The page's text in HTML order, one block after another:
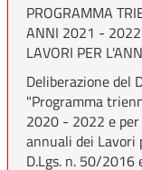
PROGRAMMA
ANNI 2021 - 2022
LAVORI PER
Deliberazione del
"Programma
2020 - 2022 e
annuali dei Lavori
D.Lgs. n. 50/2016